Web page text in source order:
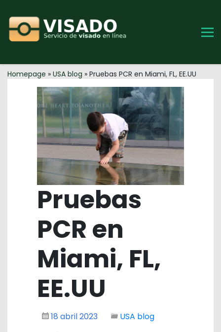
content
Homepage » USA blog » Pruebas PCR en Miami, FL, EE.UU
Pruebas
PCR en
Miami, FL,
EE.UU
18 abril 2023 USA blog